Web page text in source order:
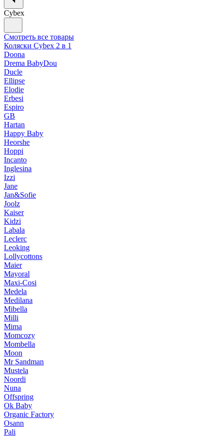
Cybex
Смотреть все товары
Коляски Cybex 2 в 1
Doona
Drema BabyDou
Ducle
Ellipse
Elodie
Erbesi
Espiro
GB
Hartan
Happy Baby
Heorshe
Hoppi
Incanto
Inglesina
Izzi
Jane
Jan&Sofie
Joolz
Kaiser
Kidzi
Labala
Leclerc
Leoking
Lollycottons
Maier
Mayoral
Maxi-Cosi
Medela
Medilana
Mibella
Milli
Mima
Momcozy
Mombella
Moon
Mr Sandman
Mustela
Noordi
Nuna
Offspring
Ok Baby
Organic Factory
Osann
Pali